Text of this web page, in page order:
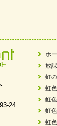
岐阜県「働いて
FC ボンボ ジュ
2025年6月中旬
24
ホ
放
虹
虹
虹
虹
虹